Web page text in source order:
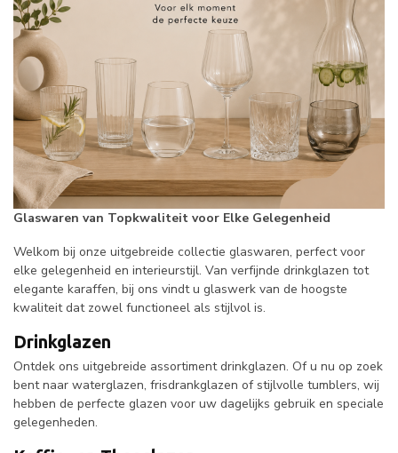
Glaswaren van Topkwaliteit voor Elke Gelegenheid
Welkom bij onze uitgebreide collectie glaswaren, perfect voor
elke gelegenheid en interieurstijl. Van verfijnde drinkglazen tot
elegante karaffen, bij ons vindt u glaswerk van de hoogste
kwaliteit dat zowel functioneel als stijlvol is.
Drinkglazen
Ontdek ons uitgebreide assortiment drinkglazen. Of u nu op zoek
bent naar waterglazen, frisdrankglazen of stijlvolle tumblers, wij
hebben de perfecte glazen voor uw dagelijks gebruik en speciale
gelegenheden.